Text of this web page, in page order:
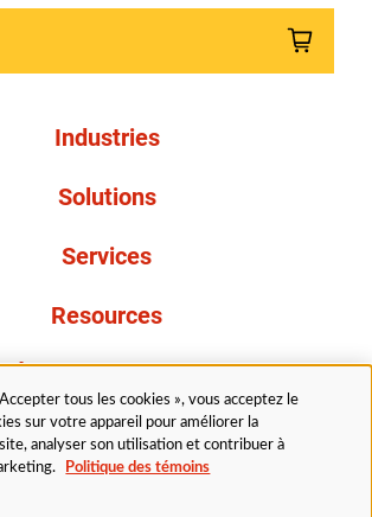
Industries
Solutions
Services
Resources
À propos de nous
tous les cookies », vous acceptez le
sur votre appareil pour améliorer la
analyser son utilisation et contribuer à
Politique des témoins